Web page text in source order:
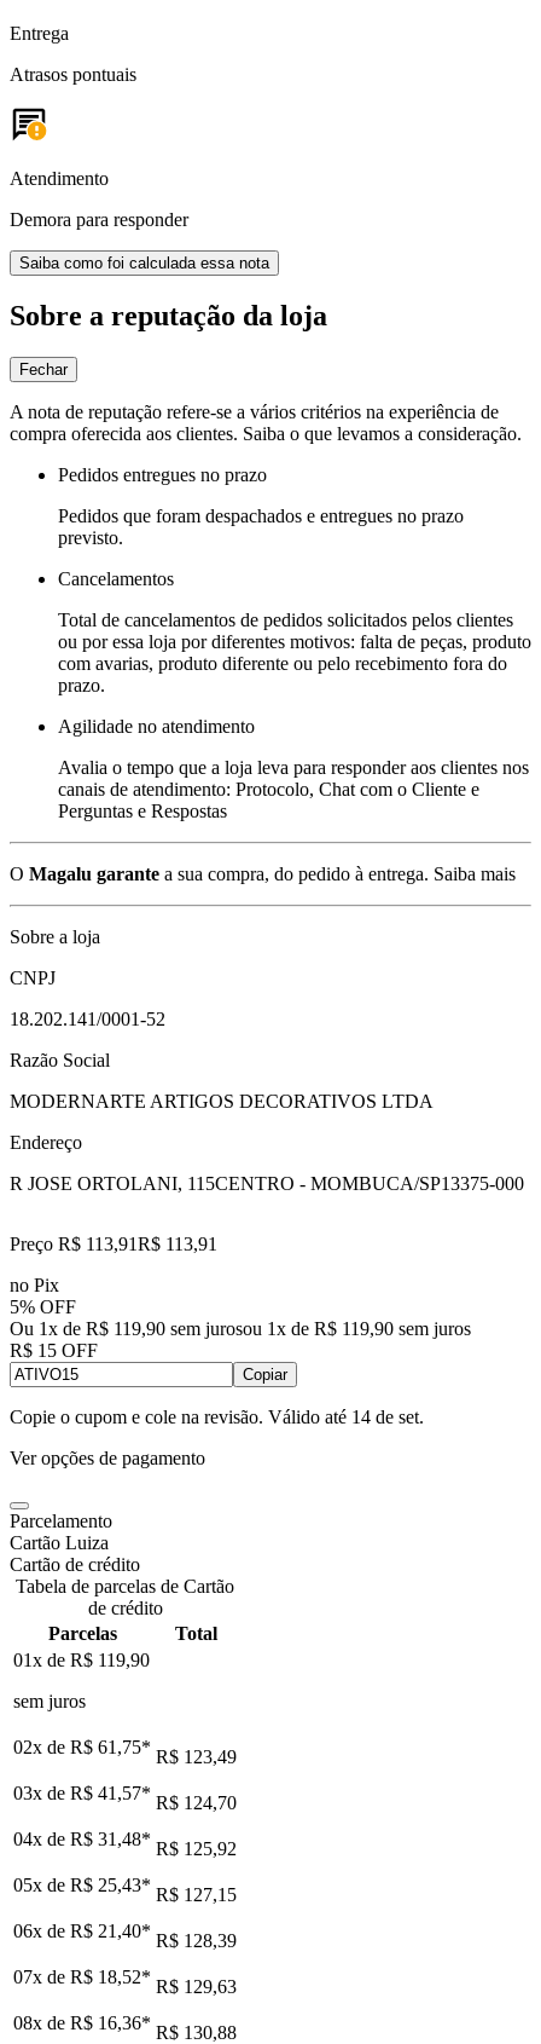
Entrega
Atrasos pontuais
Atendimento
Demora para responder
Saiba como foi calculada essa nota
Sobre a reputação da loja
Fechar
A nota de reputação refere-se a vários critérios na experiência de
compra oferecida aos clientes. Saiba o que levamos a consideração.
Pedidos entregues no prazo
Pedidos que foram despachados e entregues no prazo
previsto.
Cancelamentos
Total de cancelamentos de pedidos solicitados pelos clientes
ou por essa loja por diferentes motivos: falta de peças, produto
com avarias, produto diferente ou pelo recebimento fora do
prazo.
Agilidade no atendimento
Avalia o tempo que a loja leva para responder aos clientes nos
canais de atendimento: Protocolo, Chat com o Cliente e
Perguntas e Respostas
O Magalu garante a sua compra, do pedido à entrega. Saiba mais
Sobre a loja
CNPJ
18.202.141/0001-52
Razão Social
MODERNARTE ARTIGOS DECORATIVOS LTDA
Endereço
R JOSE ORTOLANI, 115CENTRO - MOMBUCA/SP13375-000
Preço R$ 113,91R$ 113,91
no Pix
5% OFF
Ou 1x de R$ 119,90 sem jurosou 1x de R$ 119,90 sem juros
R$ 15 OFF
Copiar
Copie o cupom e cole na revisão. Válido até 14 de set.
Ver opções de pagamento
Parcelamento
Cartão Luiza
Cartão de crédito
Tabela de parcelas de Cartão
de crédito
Parcelas
Total
01x de R$ 119,90
sem juros
02x de R$ 61,75* R$ 123,49
03x de R$ 41,57* R$ 124,70
04x de R$ 31,48* R$ 125,92
05x de R$ 25,43* R$ 127,15
06x de R$ 21,40* R$ 128,39
07x de R$ 18,52* R$ 129,63
08x de R$ 16,36* R$ 130,88